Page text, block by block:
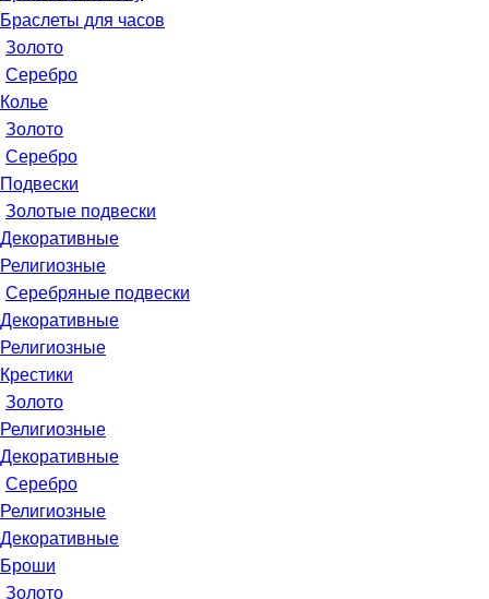
Браслеты для часов
Золото
Серебро
Колье
Золото
Серебро
Подвески
Золотые подвески
Декоративные
Религиозные
Серебряные подвески
Декоративные
Религиозные
Крестики
Золото
Религиозные
Декоративные
Серебро
Религиозные
Декоративные
Броши
Золото